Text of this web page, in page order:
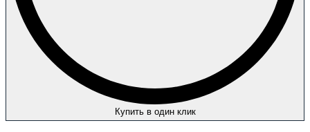
Купить в один клик